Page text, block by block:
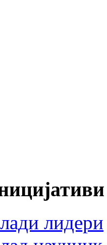
лидери